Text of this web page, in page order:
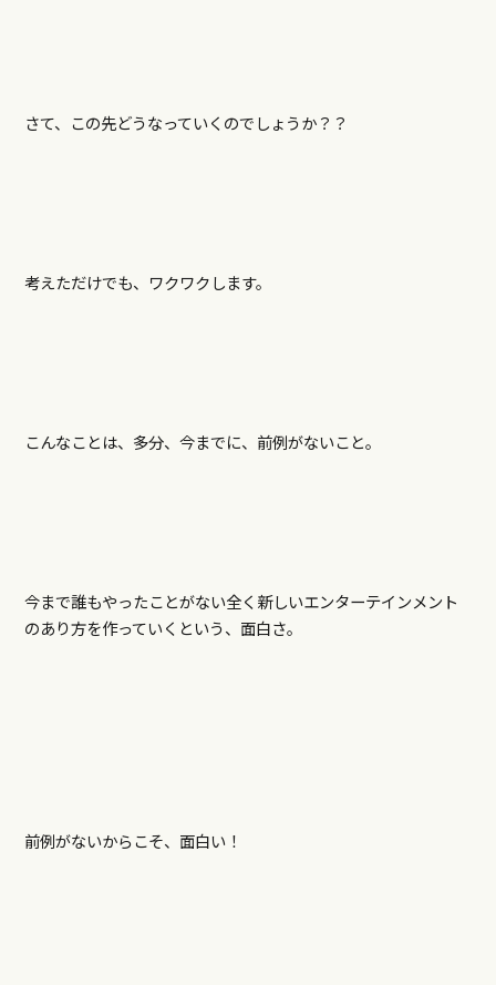
さて、この先どうなっていくのでしょうか？？
考えただけでも、ワクワクします。
こんなことは、多分、今までに、前例がないこと。
今まで誰もやったことがない全く新しいエンターテインメント
のあり方を作っていくという、面白さ。
前例がないからこそ、面白い！